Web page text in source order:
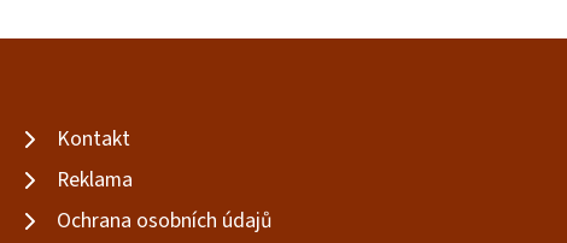
Kontakt
Reklama
Ochrana osobních údajů